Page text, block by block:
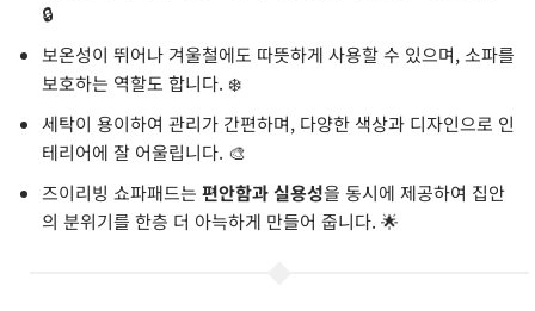
🔒
보온성이 뛰어나 겨울철에도 따뜻하게 사용할 수 있으며, 소파를
보호하는 역할도 합니다. ❄️
세탁이 용이하여 관리가 간편하며, 다양한 색상과 디자인으로 인
테리어에 잘 어울립니다. 🎨
즈이리빙 쇼파패드는 편안함과 실용성을 동시에 제공하여 집안
의 분위기를 한층 더 아늑하게 만들어 줍니다. 🌟